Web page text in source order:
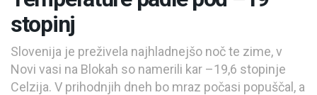
stopinj
Slovenija je preživela najhladnejšo noč te zime, v
Novi vasi na Blokah so namerili kar –19,6 stopinje
Celzija. V prihodnjih dneh bo mraz počasi popuščal, a